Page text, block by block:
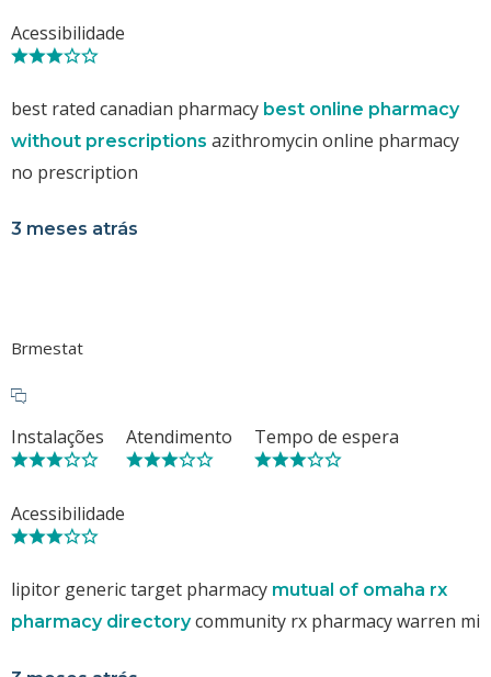
Acessibilidade
best rated canadian pharmacy best online pharmacy
without prescriptions azithromycin online pharmacy
no prescription
3 meses atrás
Brmestat
Instalações Atendimento Tempo de espera
Acessibilidade
lipitor generic target pharmacy mutual of omaha rx
pharmacy directorycommunity rx pharmacy warren mi